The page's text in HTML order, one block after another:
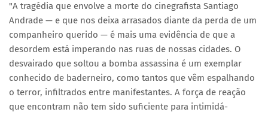
"A tragédia que envolve a morte do cinegrafista Santiago
Andrade — e que nos deixa arrasados diante da perda de um
companheiro querido — é mais uma evidência de que a
desordem está imperando nas ruas de nossas cidades. O
desvairado que soltou a bomba assassina é um exemplar
conhecido de baderneiro, como tantos que vêm espalhando
o terror, infiltrados entre manifestantes. A força de reação
que encontram não tem sido suficiente para intimidá-